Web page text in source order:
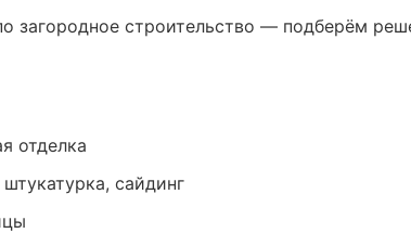
загородное строительство — подберём
отделка
сайдинг